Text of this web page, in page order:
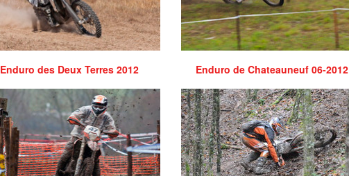
Enduro des Deux Terres 2012 Enduro de Chateauneuf 06-2012